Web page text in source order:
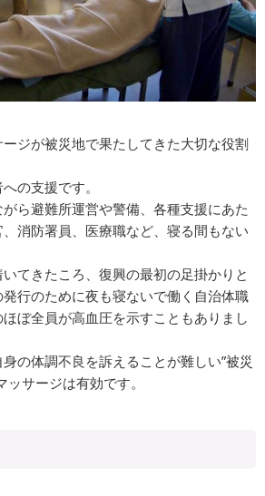
ジが被災地で果たしてきた大切な役割
の支援です。
ら避難所運営や警備、各種支援にあた
消防署員、医療職など、寝る間もない
てきたころ、復興の最初の足掛かりと
行のために夜も寝ないで働く自治体職
ぼ全員が高血圧を示すこともありまし
の体調不良を訴えることが難しい”被災
サージは有効です。